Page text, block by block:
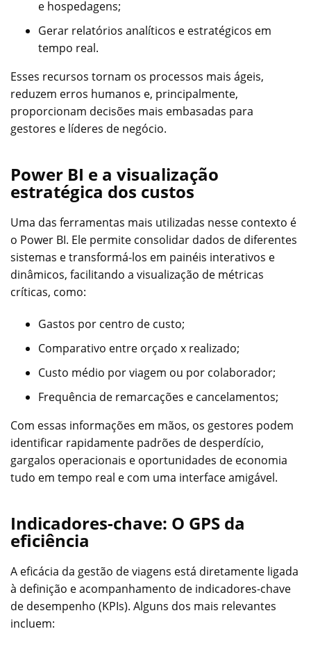
e hospedagens;
Gerar relatórios analíticos e estratégicos em
tempo real.
Esses recursos tornam os processos mais ágeis,
reduzem erros humanos e, principalmente,
proporcionam decisões mais embasadas para
gestores e líderes de negócio.
Power BI e a visualização
estratégica dos custos
Uma das ferramentas mais utilizadas nesse contexto é
o Power BI. Ele permite consolidar dados de diferentes
sistemas e transformá-los em painéis interativos e
dinâmicos, facilitando a visualização de métricas
críticas, como:
Gastos por centro de custo;
Comparativo entre orçado x realizado;
Custo médio por viagem ou por colaborador;
Frequência de remarcações e cancelamentos;
Com essas informações em mãos, os gestores podem
identificar rapidamente padrões de desperdício,
gargalos operacionais e oportunidades de economia
tudo em tempo real e com uma interface amigável.
Indicadores-chave: O GPS da
eficiência
A eficácia da gestão de viagens está diretamente ligada
à definição e acompanhamento de indicadores-chave
de desempenho (KPIs). Alguns dos mais relevantes
incluem: